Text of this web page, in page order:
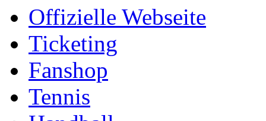
Offizielle Webseite
Ticketing
Fanshop
Tennis